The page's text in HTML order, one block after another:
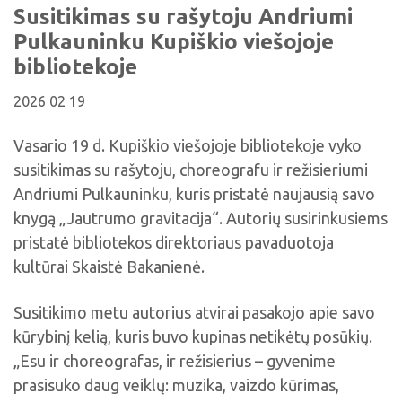
Biblioteka visiems
MIRKT Mokymai
Virtualios parodos
Parodos
Žymūs kupiškėnai
Ramybės takais: interaktyvi kelionė
Atminties erdvės ir ženklai Kupiškio krašte
Mūsų kraštas
Virtualios parodos
Laimutės pasakėlės
Periodiniai leidiniai
Tau patiks
Naudinga informacija
Padaliniai
Komisijos, darbo grupės
Susitikimas su rašytoju Andriumi
Pulkauninku Kupiškio viešojoje
bibliotekoje
2026 02 19
Vasario 19 d. Kupiškio viešojoje bibliotekoje vyko
susitikimas su rašytoju, choreografu ir režisieriumi
Andriumi Pulkauninku, kuris pristatė naujausią savo
knygą „Jautrumo gravitacija“. Autorių susirinkusiems
pristatė bibliotekos direktoriaus pavaduotoja
kultūrai Skaistė Bakanienė.
Susitikimo metu autorius atvirai pasakojo apie savo
kūrybinį kelią, kuris buvo kupinas netikėtų posūkių.
„Esu ir choreografas, ir režisierius – gyvenime
prasisuko daug veiklų: muzika, vaizdo kūrimas,